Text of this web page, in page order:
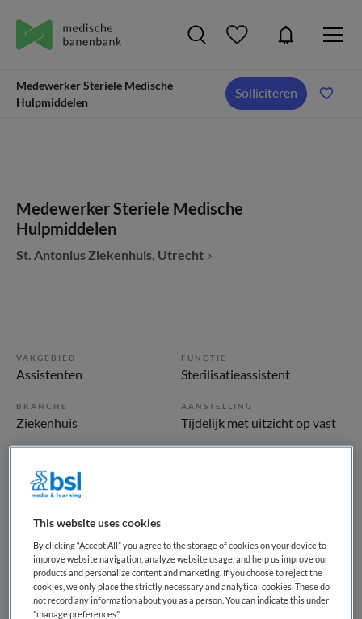
Medewerker Steriele Medische
Hulpmiddelen
Solliciteren
Medewerker Steriele Medische
Hulpmiddelen
St. Antonius Ziekenhuis, Utrecht
VAKGEBIED
Assistenten
FUNCTIE
Sterilisatieassistent
BRANCHE
Ziekenhuis
AANSTELLING
Tijdelijk met uitzicht op vast
13 mei 2026
Ervaren
Vacature niet beschikbaar
Deze vacature Medewerker Steriele Medische
This website uses cookies
By clicking “Accept All” you agree to the storage of cookies on your device to
improve website navigation, analyze website usage, and help us improve our
products and personalize content and marketing. If you choose to reject the
cookies, we only place the strictly necessary and analytical cookies. These do
not record any information about you as a person. You can indicate this under
"manage preferences"